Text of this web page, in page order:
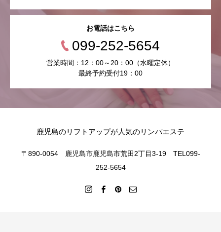
お電話はこちら
099-252-5654
営業時間：12：00～20：00（水曜定休）
最終予約受付19：00
鹿児島のリフトアップが人気のリンパエステ
〒890-0054 鹿児島市鹿児島市荒田2丁目3-19 TEL099-
252-5654